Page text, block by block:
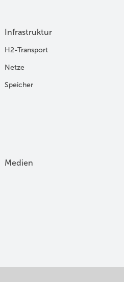
Infrastruktur
H2-Transport
Netze
Speicher
Medien